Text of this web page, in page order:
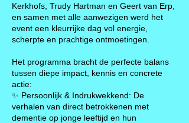
Kerkhofs, Trudy Hartman en Geert van Erp,
en samen met alle aanwezigen werd het
event een kleurrijke dag vol energie,
scherpte en prachtige ontmoetingen.
Het programma bracht de perfecte balans
tussen diepe impact, kennis en concrete
actie:
✨ Persoonlijk & Indrukwekkend: De
verhalen van direct betrokkenen met
dementie op jonge leeftijd en hun